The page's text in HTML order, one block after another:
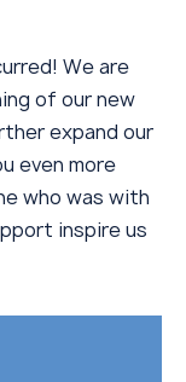
We are
of our new
expand our
even more
who was with
inspire us